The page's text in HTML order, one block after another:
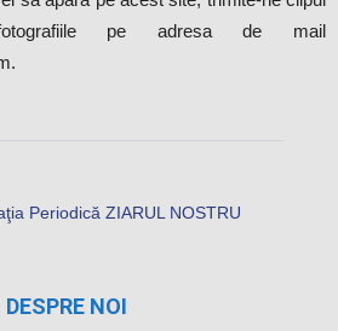
pe adresa de mail
DESPRE NOI